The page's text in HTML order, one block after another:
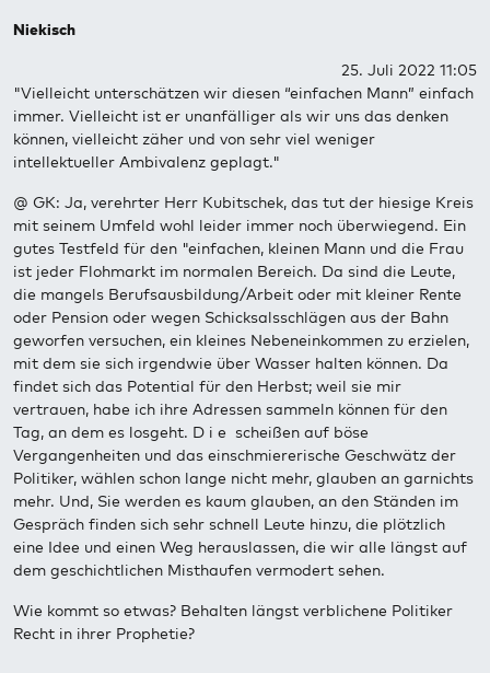
Niekisch
25. Juli 2022 11:05
"Vielleicht unterschätzen wir diesen “einfachen Mann” einfach
immer. Vielleicht ist er unanfälliger als wir uns das denken
können, vielleicht zäher und von sehr viel weniger
intellektueller Ambivalenz geplagt."
@ GK: Ja, verehrter Herr Kubitschek, das tut der hiesige Kreis
mit seinem Umfeld wohl leider immer noch überwiegend. Ein
gutes Testfeld für den "einfachen, kleinen Mann und die Frau
ist jeder Flohmarkt im normalen Bereich. Da sind die Leute,
die mangels Berufsausbildung/Arbeit oder mit kleiner Rente
oder Pension oder wegen Schicksalsschlägen aus der Bahn
geworfen versuchen, ein kleines Nebeneinkommen zu erzielen,
mit dem sie sich irgendwie über Wasser halten können. Da
findet sich das Potential für den Herbst; weil sie mir
vertrauen, habe ich ihre Adressen sammeln können für den
Tag, an dem es losgeht. D i e scheißen auf böse
Vergangenheiten und das einschmiererische Geschwätz der
Politiker, wählen schon lange nicht mehr, glauben an garnichts
mehr. Und, Sie werden es kaum glauben, an den Ständen im
Gespräch finden sich sehr schnell Leute hinzu, die plötzlich
eine Idee und einen Weg herauslassen, die wir alle längst auf
dem geschichtlichen Misthaufen vermodert sehen.
Wie kommt so etwas? Behalten längst verblichene Politiker
Recht in ihrer Prophetie?